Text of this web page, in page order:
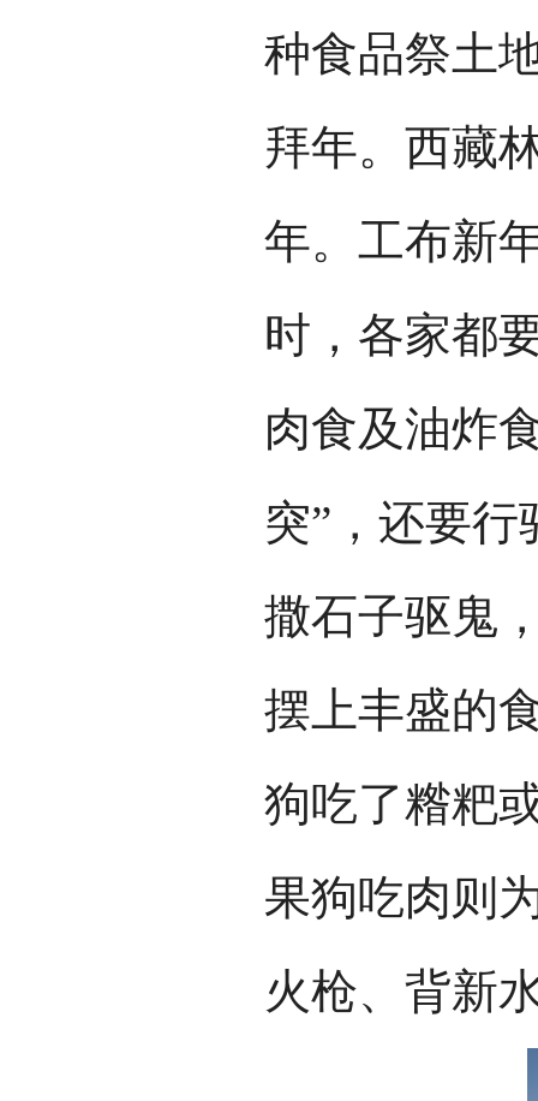
种食品祭土
拜年。西藏
年。工布新
时，各家都
肉食及油炸
突”，还要
撒石子驱鬼
摆上丰盛的
狗吃了糌粑
果狗吃肉则
火枪、背新